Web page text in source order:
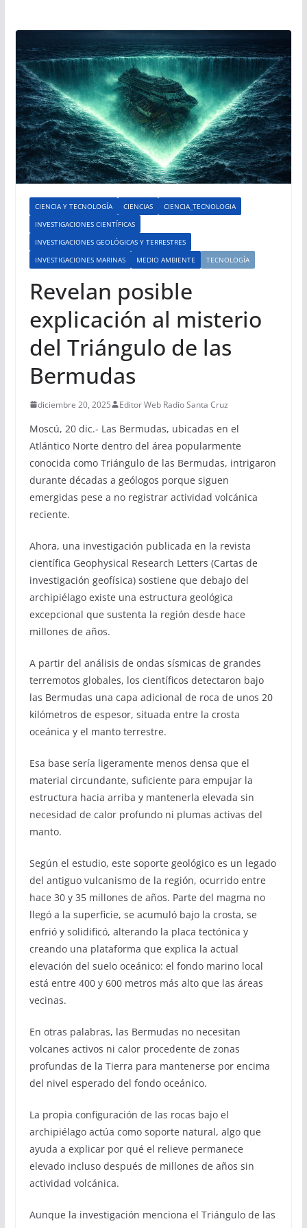
CIENCIA Y TECNOLOGÍA CIENCIAS
CIENCIA_TECNOLOGIA
INVESTIGACIONES CIENTÍFICAS
INVESTIGACIONES GEOLÓGICAS Y TERRESTRES
INVESTIGACIONES MARINAS
MEDIO AMBIENTE TECNOLOGÍA
Revelan posible
explicación al misterio
del Triángulo de las
Bermudas
diciembre 20, 2025 Editor Web Radio Santa Cruz
Moscú, 20 dic.- Las Bermudas, ubicadas en el
Atlántico Norte dentro del área popularmente
conocida como Triángulo de las Bermudas, intrigaron
durante décadas a geólogos porque siguen
emergidas pese a no registrar actividad volcánica
reciente.
Ahora, una investigación publicada en la revista
científica Geophysical Research Letters (Cartas de
investigación geofísica) sostiene que debajo del
archipiélago existe una estructura geológica
excepcional que sustenta la región desde hace
millones de años.
A partir del análisis de ondas sísmicas de grandes
terremotos globales, los científicos detectaron bajo
las Bermudas una capa adicional de roca de unos 20
kilómetros de espesor, situada entre la crosta
oceánica y el manto terrestre.
Esa base sería ligeramente menos densa que el
material circundante, suficiente para empujar la
estructura hacia arriba y mantenerla elevada sin
necesidad de calor profundo ni plumas activas del
manto.
Según el estudio, este soporte geológico es un legado
del antiguo vulcanismo de la región, ocurrido entre
hace 30 y 35 millones de años. Parte del magma no
llegó a la superficie, se acumuló bajo la crosta, se
enfrió y solidificó, alterando la placa tectónica y
creando una plataforma que explica la actual
elevación del suelo oceánico: el fondo marino local
está entre 400 y 600 metros más alto que las áreas
vecinas.
En otras palabras, las Bermudas no necesitan
volcanes activos ni calor procedente de zonas
profundas de la Tierra para mantenerse por encima
del nivel esperado del fondo oceánico.
La propia configuración de las rocas bajo el
archipiélago actúa como soporte natural, algo que
ayuda a explicar por qué el relieve permanece
elevado incluso después de millones de años sin
actividad volcánica.
Aunque la investigación menciona el Triángulo de las